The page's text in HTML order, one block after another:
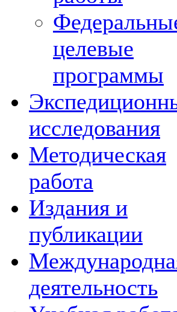
целевые
программы
исследования
Методическая
работа
Издания и
публикации
деятельность